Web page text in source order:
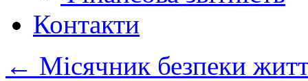
Контакти
← Місячник безпеки